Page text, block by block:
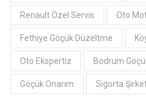
Renault Özel Servis Oto
Fethiye Göçük Düzeltme
Oto Ekspertiz Bodrum
Göçük Onarım Sigorta